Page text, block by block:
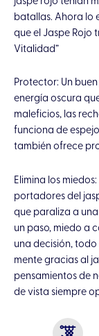
batallas. Ahora lo
que el Jaspe Rojo
Vitalidad”
Protector: Un
energía oscura
maleficios, las
funciona de
también ofrece
Elimina los
portadores del
que paraliza a
un paso, miedo a
una decisión,
mente gracias al
pensamientos de
de vista siempre